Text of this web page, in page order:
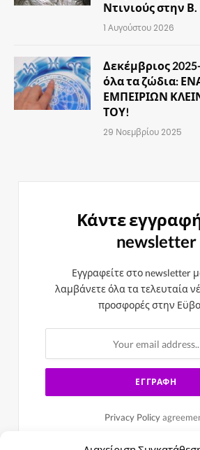
Ντινιούς στην Β.
1 Αυγούστου 2026
Δεκέμβριος
όλα τα ζώδια:
ΕΜΠΕΙΡΙΩΝ
ΤΟΥ!
29 Νοεμβρίου 2025
Κάντε
newsletter
Εγγραφείτε στο newsletter
λαμβάνετε όλα τα τελευταία
προσφορές στην
Privacy Policy